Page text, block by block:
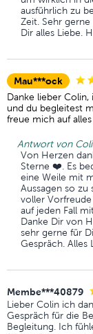
ausführlich zu
Zeit. Sehr
Dir alles Liebe.
Mau***ock
Danke lieber
und du begleitest
freue mich auf
Antwort von
Von Herzen
Sterne ❤️. Es
eine Weile mit
Aussagen so
voller
auf jeden Fall
Danke Dir von
sehr gerne für
Gespräch. Alles
Membe***40879
Lieber Colin ich
Gespräch für die
Begleitung. Ich